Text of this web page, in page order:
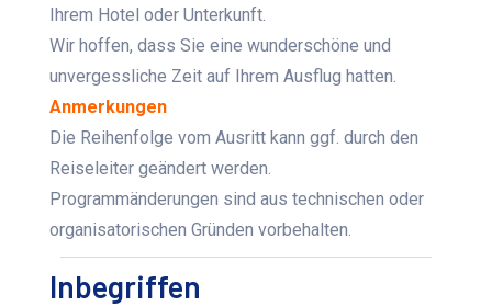
Ihrem Hotel oder Unterkunft.
Wir hoffen, dass Sie eine wunderschöne und
unvergessliche Zeit auf Ihrem Ausflug hatten.
Anmerkungen
Die Reihenfolge vom Ausritt kann ggf. durch den
Reiseleiter geändert werden.
Programmänderungen sind aus technischen oder
organisatorischen Gründen vorbehalten.
Inbegriffen